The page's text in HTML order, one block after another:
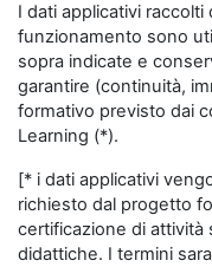
I dati applicativi
funzionamento sono
sopra indicate e
garantire (continuità,
formativo previsto dai
Learning (*).
[* i dati applicativi
richiesto dal progetto
certificazione di attività
didattiche. I termini